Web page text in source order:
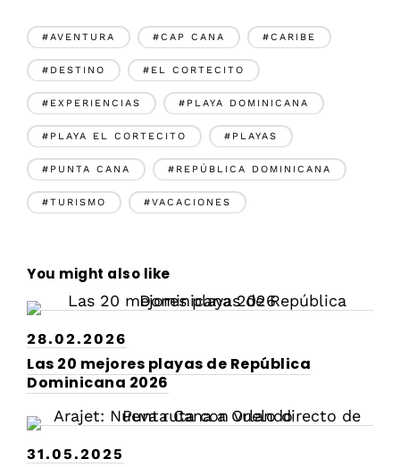
#AVENTURA #CAP CANA #CARIBE
#DESTINO #EL CORTECITO
#EXPERIENCIAS #PLAYA DOMINICANA
#PLAYA EL CORTECITO #PLAYAS
#PUNTA CANA #REPÚBLICA DOMINICANA
#TURISMO #VACACIONES
You might also like
28.02.2026
Las 20 mejores playas de República
Dominicana 2026
31.05.2025